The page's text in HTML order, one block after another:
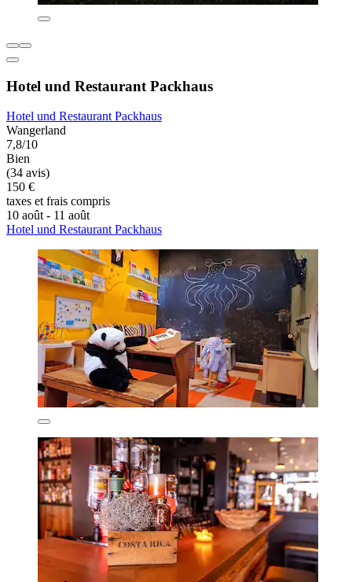
Hotel und Restaurant Packhaus
Hotel und Restaurant Packhaus
Wangerland
7,8/10
Bien
(34 avis)
150 €
taxes et frais compris
10 août - 11 août
Hotel und Restaurant Packhaus